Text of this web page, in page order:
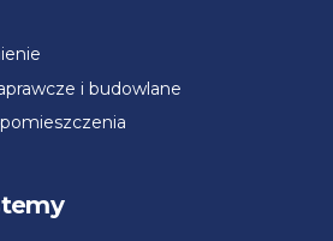
i budowlane